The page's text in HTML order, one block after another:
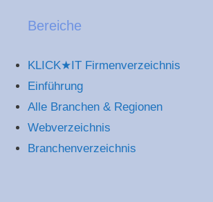
Bereiche
KLICK★IT Firmenverzeichnis
Einführung
Alle Branchen & Regionen
Webverzeichnis
Branchenverzeichnis